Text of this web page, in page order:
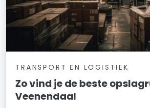
TRANSPORT EN LOGISTIEK
Zo vind je de beste
Veenendaal